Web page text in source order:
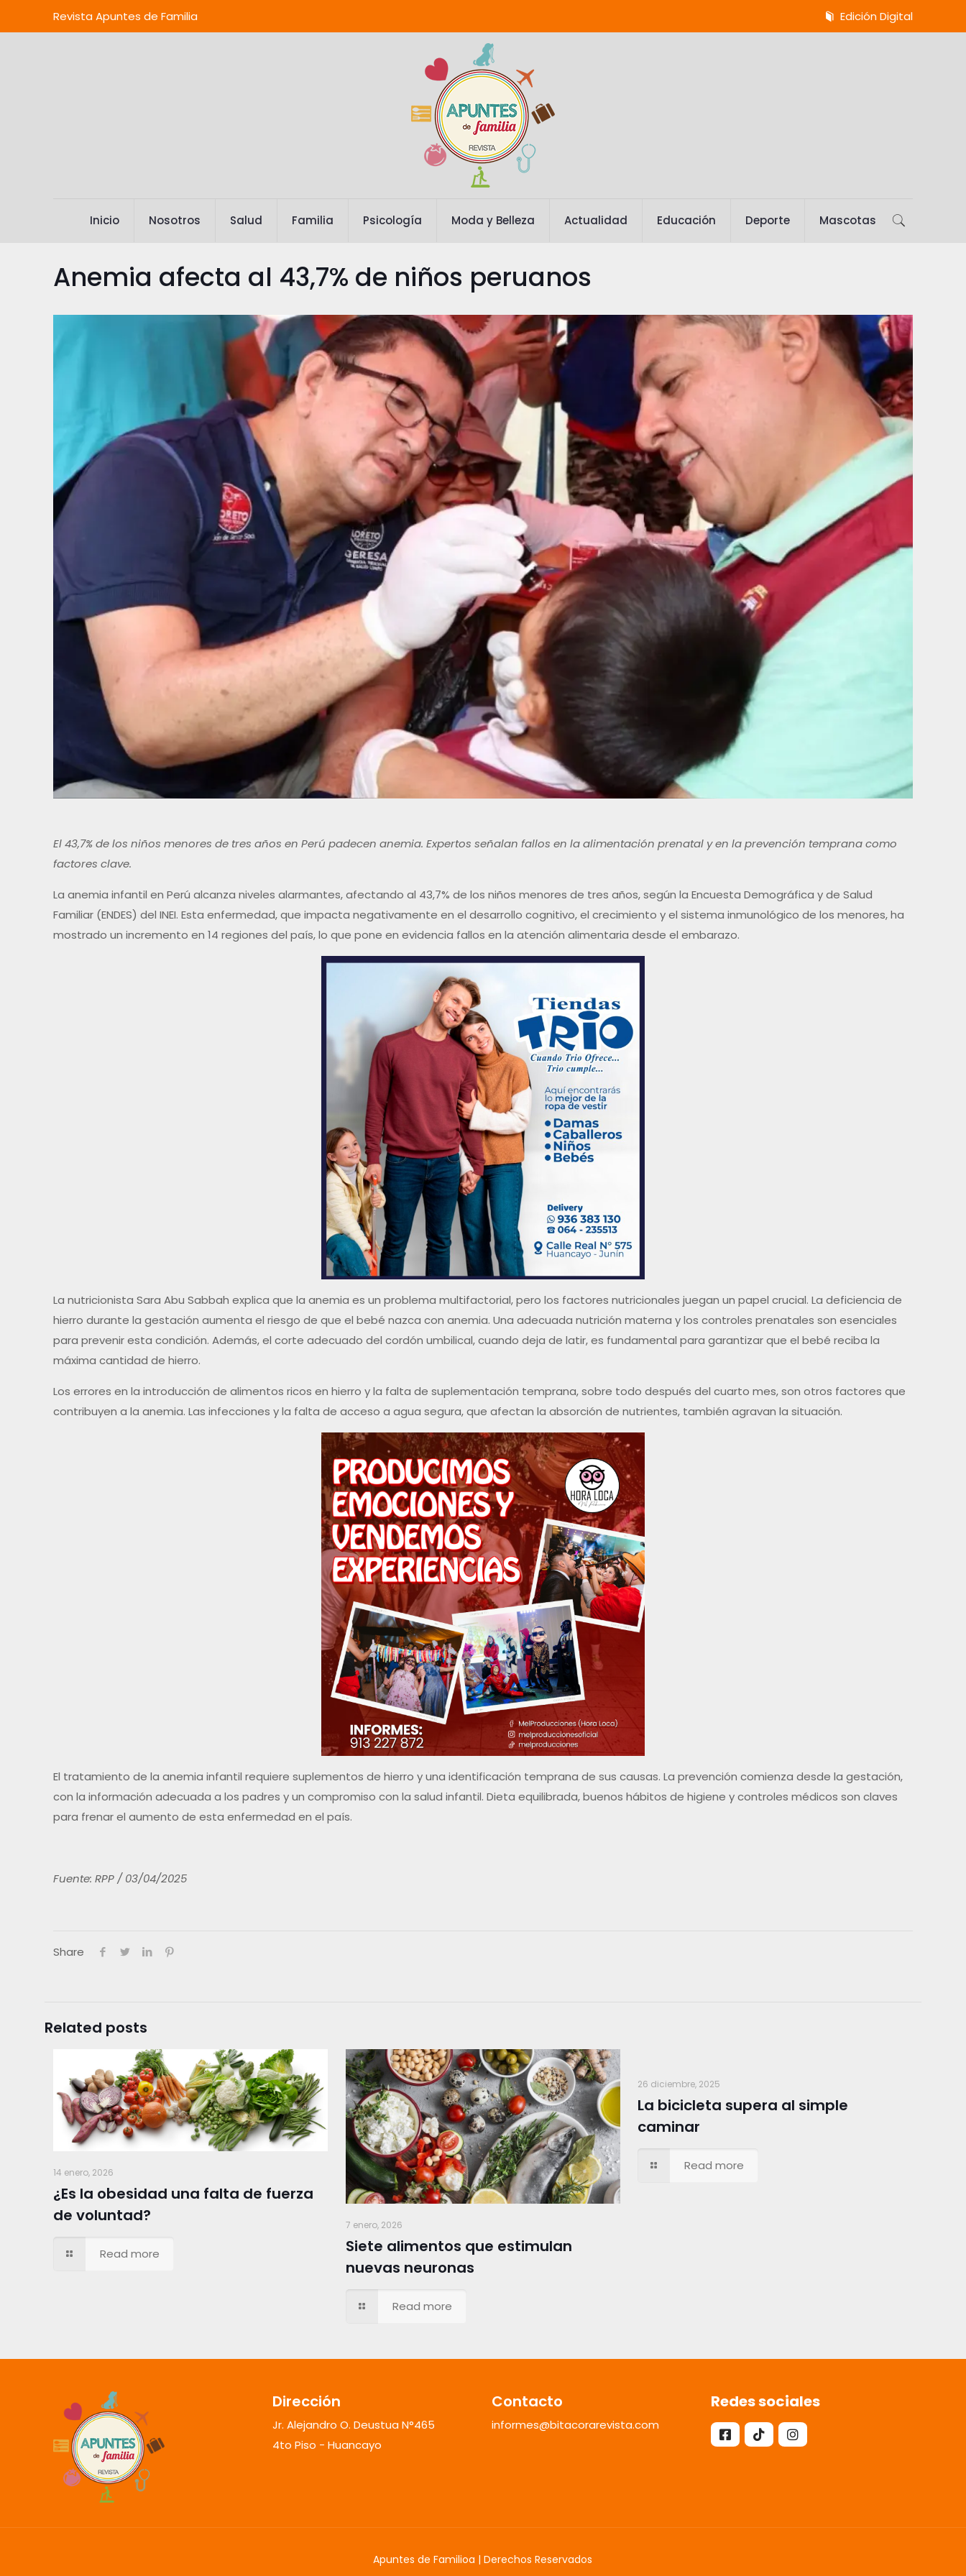
Revista Apuntes de Familia Edición Digital
Inicio Nosotros Salud Familia Psicología Moda y Belleza Actualidad Educación Deporte Mascotas
Anemia afecta al 43,7% de niños peruanos
El 43,7% de los niños menores de tres años en Perú padecen anemia. Expertos señalan fallos en la alimentación prenatal y en la prevención temprana como
factores clave.
La anemia infantil en Perú alcanza niveles alarmantes, afectando al 43,7% de los niños menores de tres años, según la Encuesta Demográfica y de Salud
Familiar (ENDES) del INEI. Esta enfermedad, que impacta negativamente en el desarrollo cognitivo, el crecimiento y el sistema inmunológico de los menores, ha
mostrado un incremento en 14 regiones del país, lo que pone en evidencia fallos en la atención alimentaria desde el embarazo.
La nutricionista Sara Abu Sabbah explica que la anemia es un problema multifactorial, pero los factores nutricionales juegan un papel crucial. La deficiencia de
hierro durante la gestación aumenta el riesgo de que el bebé nazca con anemia. Una adecuada nutrición materna y los controles prenatales son esenciales
para prevenir esta condición. Además, el corte adecuado del cordón umbilical, cuando deja de latir, es fundamental para garantizar que el bebé reciba la
máxima cantidad de hierro.
Los errores en la introducción de alimentos ricos en hierro y la falta de suplementación temprana, sobre todo después del cuarto mes, son otros factores que
contribuyen a la anemia. Las infecciones y la falta de acceso a agua segura, que afectan la absorción de nutrientes, también agravan la situación.
El tratamiento de la anemia infantil requiere suplementos de hierro y una identificación temprana de sus causas. La prevención comienza desde la gestación,
con la información adecuada a los padres y un compromiso con la salud infantil. Dieta equilibrada, buenos hábitos de higiene y controles médicos son claves
para frenar el aumento de esta enfermedad en el país.
Fuente: RPP / 03/04/2025
Share
Related posts
14 enero, 2026
¿Es la obesidad una falta de fuerza
de voluntad?
Read more
7 enero, 2026
Siete alimentos que estimulan
nuevas neuronas
Read more
26 diciembre, 2025
La bicicleta supera al simple
caminar
Read more
Dirección
Jr. Alejandro O. Deustua N°465
4to Piso - Huancayo
Contacto
informes@bitacorarevista.com
Redes sociales
Apuntes de Familioa | Derechos Reservados